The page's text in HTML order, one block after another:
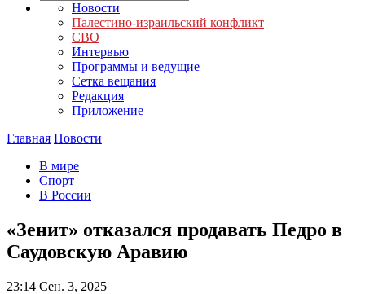
Новости
Палестино-израильский конфликт
СВО
Интервью
Программы и ведущие
Сетка вещания
Редакция
Приложение
Главная Новости
В мире
Спорт
В России
«Зенит» отказался продавать Педро в
Саудовскую Аравию
23:14 Сен. 3, 2025